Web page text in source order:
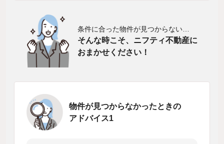
条件に合った物件が見つからない…
そんな時こそ、ニフティ不動産に
おまかせください！
物件が見つからなかったときの
アドバイス1